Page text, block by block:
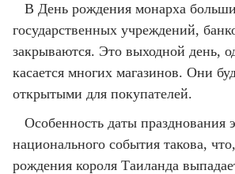
В День рождения монарха
государственных учреждений,
закрываются. Это выходной день,
касается многих магазинов. Они
открытыми для покупателей.
Особенность даты празднования
национального события такова,
рождения короля Таиланда